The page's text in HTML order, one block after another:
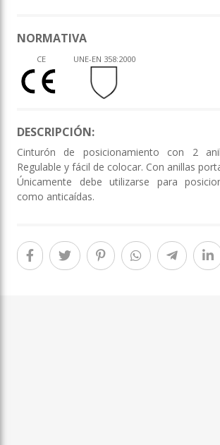
NORMATIVA
CE UNE-EN 358:2000
DESCRIPCIÓN:
Cinturón de posicionamiento con 2
Regulable y fácil de colocar. Con anillas
Únicamente debe utilizarse para
como anticaídas.